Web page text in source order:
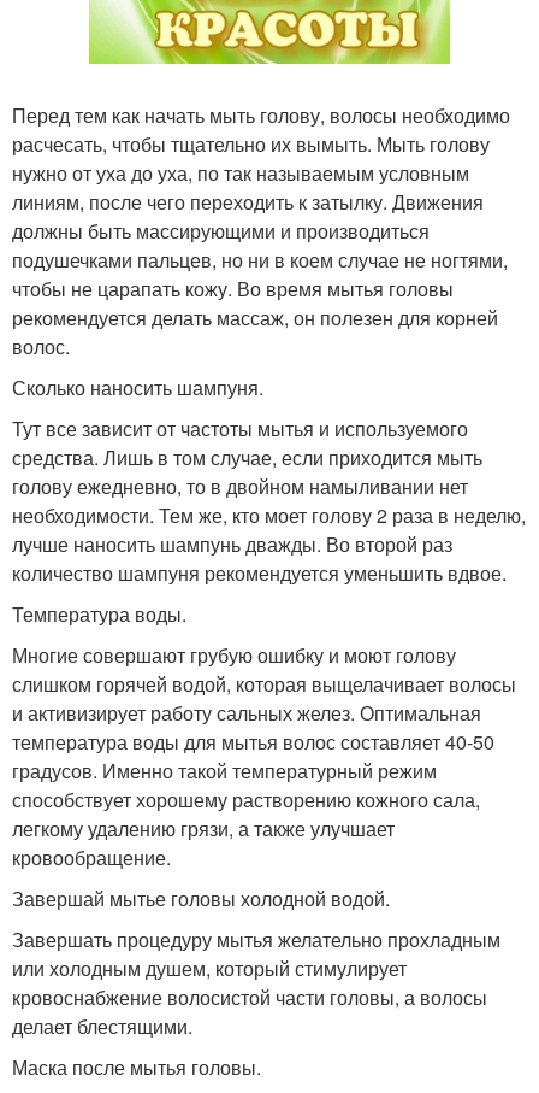
Перед тем как начать мыть голову, волосы необходимо
расчесать, чтобы тщательно их вымыть. Мыть голову
нужно от уха до уха, по так называемым условным
линиям, после чего переходить к затылку. Движения
должны быть массирующими и производиться
подушечками пальцев, но ни в коем случае не ногтями,
чтобы не царапать кожу. Во время мытья головы
рекомендуется делать массаж, он полезен для корней
волос.
Сколько наносить шампуня.
Тут все зависит от частоты мытья и используемого
средства. Лишь в том случае, если приходится мыть
голову ежедневно, то в двойном намыливании нет
необходимости. Тем же, кто моет голову 2 раза в неделю,
лучше наносить шампунь дважды. Во второй раз
количество шампуня рекомендуется уменьшить вдвое.
Температура воды.
Многие совершают грубую ошибку и моют голову
слишком горячей водой, которая выщелачивает волосы
и активизирует работу сальных желез. Оптимальная
температура воды для мытья волос составляет 40-50
градусов. Именно такой температурный режим
способствует хорошему растворению кожного сала,
легкому удалению грязи, а также улучшает
кровообращение.
Завершай мытье головы холодной водой.
Завершать процедуру мытья желательно прохладным
или холодным душем, который стимулирует
кровоснабжение волосистой части головы, а волосы
делает блестящими.
Маска после мытья головы.